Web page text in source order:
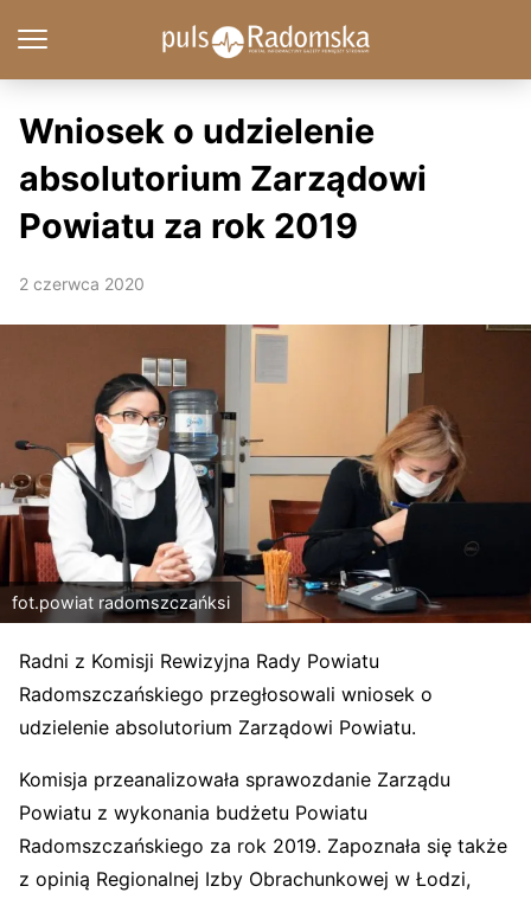
Wniosek o udzielenie
absolutorium Zarządowi
Powiatu za rok 2019
2 czerwca 2020
fot.powiat radomszczańksi
Radni z Komisji Rewizyjna Rady Powiatu
Radomszczańskiego przegłosowali wniosek o
udzielenie absolutorium Zarządowi Powiatu.
Komisja przeanalizowała sprawozdanie Zarządu
Powiatu z wykonania budżetu Powiatu
Radomszczańskiego za rok 2019. Zapoznała się także
z opinią Regionalnej Izby Obrachunkowej w Łodzi,